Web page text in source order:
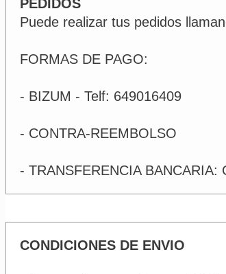
PEDIDOS
Puede realizar tus pedidos
FORMAS DE PAGO:
- BIZUM - Telf: 649016409
- CONTRA-REEMBOLSO
-​ TRANSFERENCIA BANCARIA:​
CONDICIONES DE ENVIO